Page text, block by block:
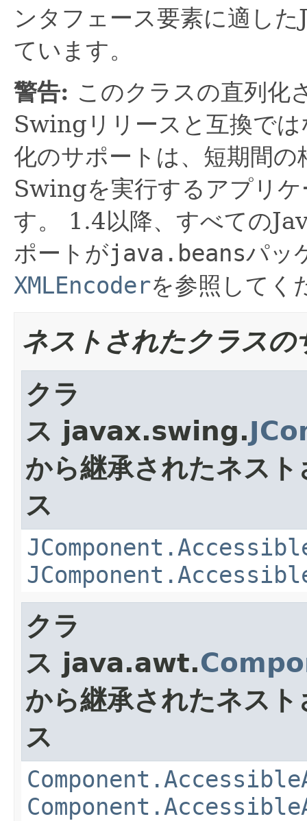
ンタフェース要素に適し
ています。
警告: このクラスの直列化
Swingリリースと互換で
化のサポートは、短期間
Swingを実行するアプリ
す。
1.4以降、すべての
ポートがjava.beansパッ
XMLEncoderを参照してく
ネストされたクラスの
クラ
ス javax.swing.
から継承されたネス
ス
クラ
ス java.awt.
から継承されたネス
ス